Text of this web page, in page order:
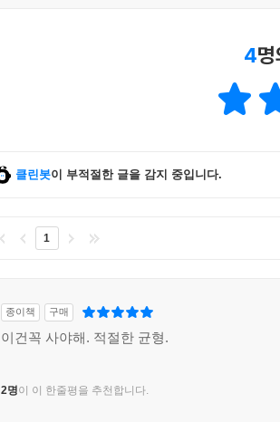
4
클린봇이 부적절한 글을 감지 중입니다.
1
종이책 구매
이건꼭 사야해. 적절한 균형.
2명이 이 한줄평을 추천합니다.